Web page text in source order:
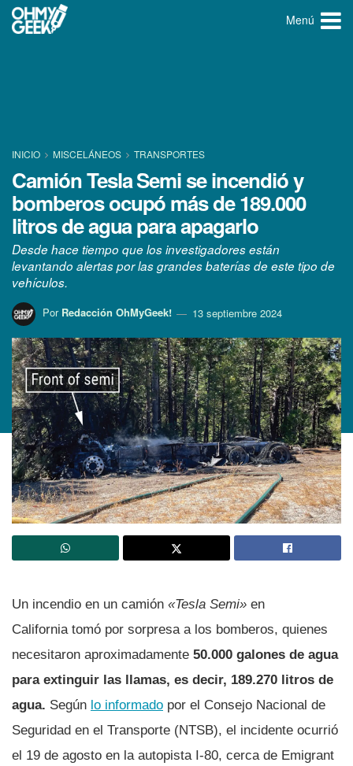
Menú
INICIO MISCELÁNEOS TRANSPORTES
Camión Tesla Semi se incendió y
bomberos ocupó más de 189.000
litros de agua para apagarlo
Desde hace tiempo que los investigadores están
levantando alertas por las grandes baterías de este tipo de
vehículos.
Por Redacción OhMyGeek! 13 septiembre 2024
Un incendio en un camión «Tesla Semi» en
California tomó por sorpresa a los bomberos, quienes
necesitaron aproximadamente 50.000 galones de agua
para extinguir las llamas, es decir, 189.270 litros de
agua. Según lo informado por el Consejo Nacional de
Seguridad en el Transporte (NTSB), el incidente ocurrió
el 19 de agosto en la autopista I-80, cerca de Emigrant